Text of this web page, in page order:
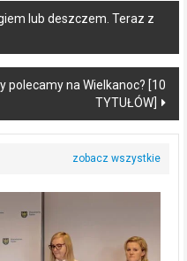
lub deszczem. Teraz z
polecamy na Wielkanoc? [10
TYTUŁÓW]